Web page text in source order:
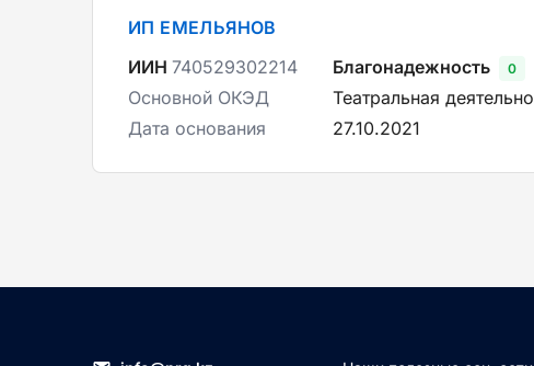
ИП ЕМЕЛЬЯНОВ
ИИН 740529302214 Благонадежность 0
Основной ОКЭД
Театральная
Дата основания
27.10.2021